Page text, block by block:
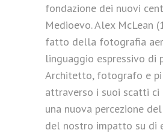
fondazione dei nuovi
Medioevo. Alex McLean
fatto della fotografia
linguaggio espressivo di
Architetto, fotografo e
attraverso i suoi scatti ci
una nuova percezione
del nostro impatto su di